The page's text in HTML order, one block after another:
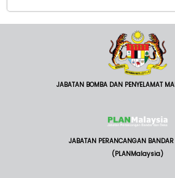
JABATAN BOMBA DAN PENYELAMAT
JABATAN PERANCANGAN
(PLANMalaysia)